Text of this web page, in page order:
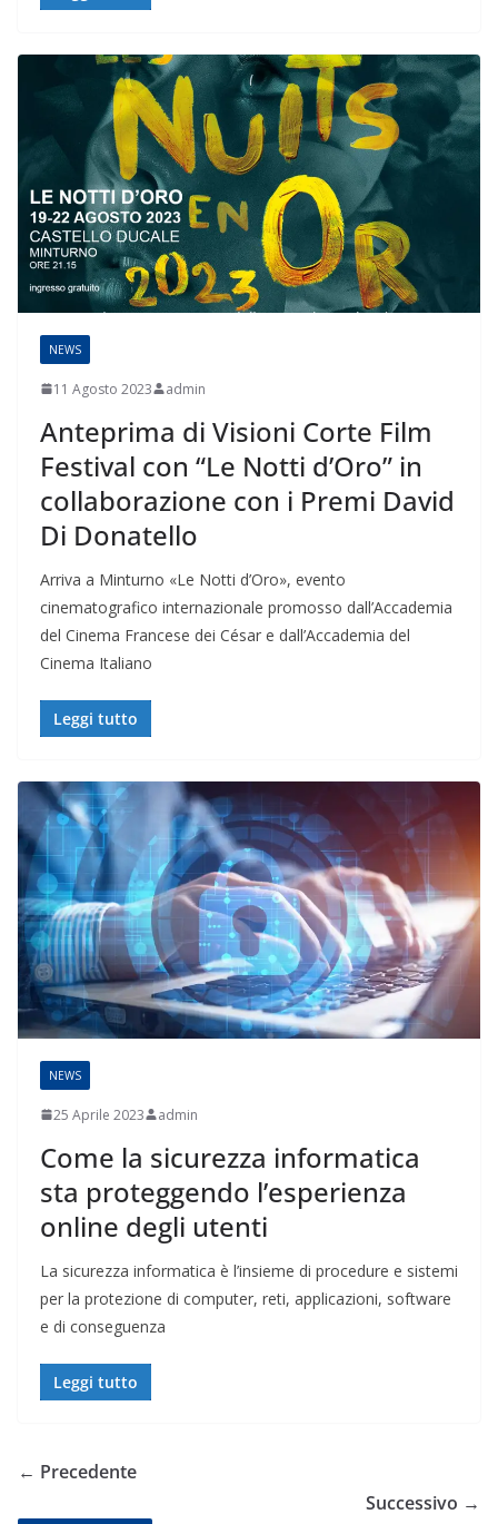
NEWS
11 Agosto 2023 admin
Anteprima di Visioni Corte Film
Festival con “Le Notti d’Oro” in
collaborazione con i Premi David
Di Donatello
Arriva a Minturno «Le Notti d’Oro», evento
cinematografico internazionale promosso dall’Accademia
del Cinema Francese dei César e dall’Accademia del
Cinema Italiano
Leggi tutto
NEWS
25 Aprile 2023 admin
Come la sicurezza informatica
sta proteggendo l’esperienza
online degli utenti
La sicurezza informatica è l’insieme di procedure e sistemi
per la protezione di computer, reti, applicazioni, software
e di conseguenza
Leggi tutto
← Precedente
Successivo →